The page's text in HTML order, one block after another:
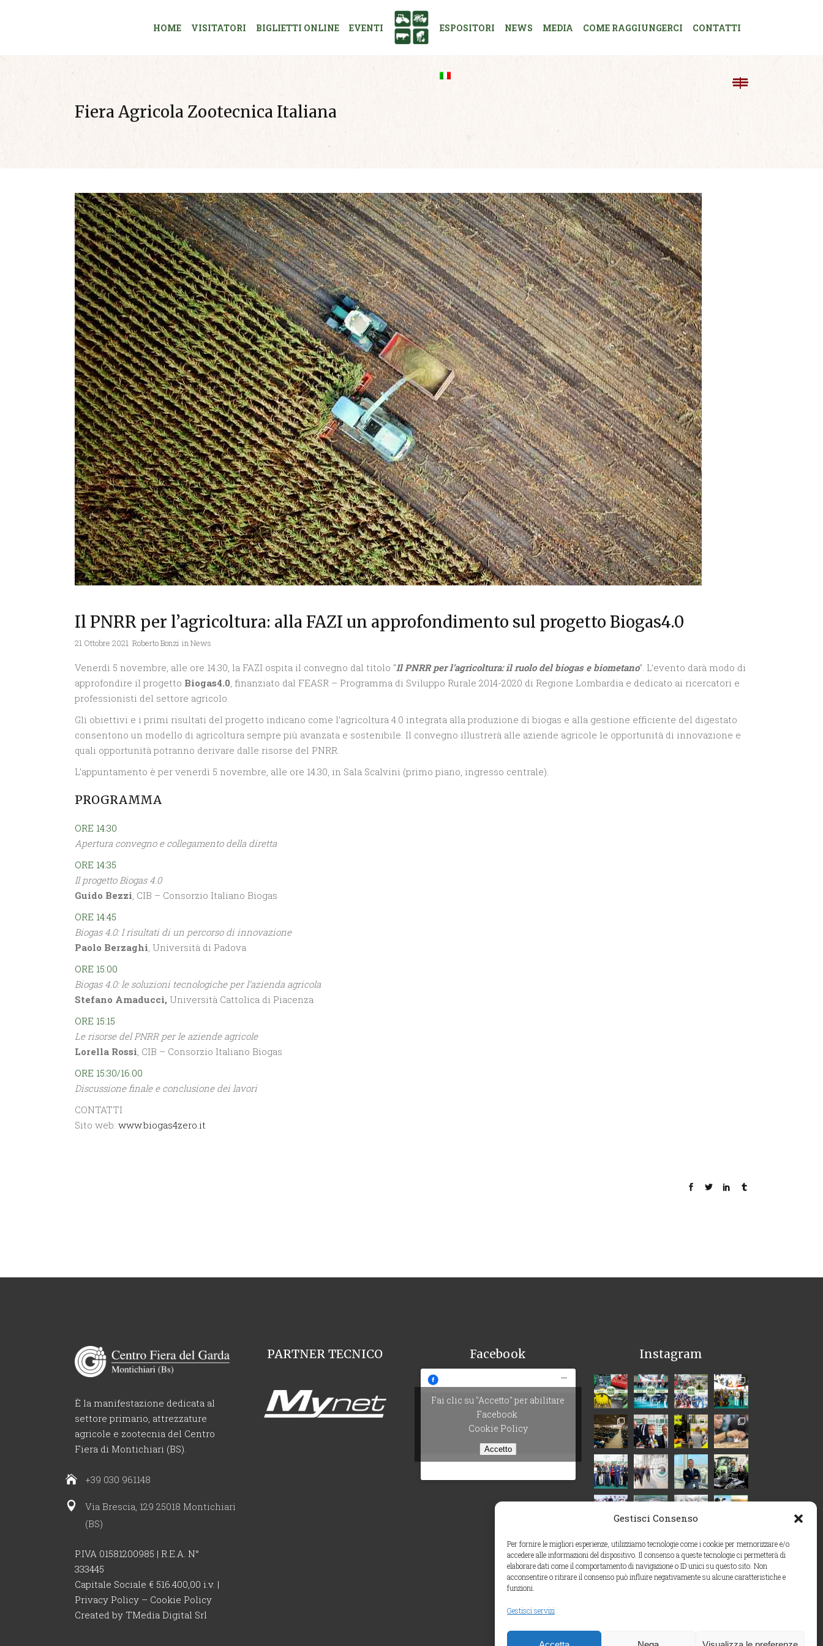
Gestisci Consenso
Per fornire le migliori esperienze, utilizziamo tecnologie come i cookie per memorizzare e/o
accedere alle informazioni del dispositivo. Il consenso a queste tecnologie ci permetterà di
elaborare dati come il comportamento di navigazione o ID unici su questo sito. Non
acconsentire o ritirare il consenso può influire negativamente su alcune caratteristiche e
funzioni.
Gestisci servizi
HOME VISITATORI BIGLIETTI ONLINE EVENTI ESPOSITORI NEWS MEDIA COME RAGGIUNGERCI CONTATTI
Fiera Agricola Zootecnica Italiana
Il PNRR per l’agricoltura: alla FAZI un approfondimento sul progetto Biogas4.0
21 Ottobre 2021 Roberto Bonzi inNews
Venerdì 5 novembre, alle ore 14.30, la FAZI ospita il convegno dal titolo “Il PNRR per l’agricoltura: il ruolo del biogas e biometano“. L’evento darà modo di
approfondire il progetto Biogas4.0, finanziato dal FEASR – Programma di Sviluppo Rurale 2014-2020 di Regione Lombardia e dedicato ai ricercatori e
professionisti del settore agricolo.
Gli obiettivi e i primi risultati del progetto indicano come l’agricoltura 4.0 integrata alla produzione di biogas e alla gestione efficiente del digestato
consentono un modello di agricoltura sempre più avanzata e sostenibile. Il convegno illustrerà alle aziende agricole le opportunità di innovazione e
quali opportunità potranno derivare dalle risorse del PNRR.
L’appuntamento è per venerdì 5 novembre, alle ore 14.30, in Sala Scalvini (primo piano, ingresso centrale).
PROGRAMMA
ORE 14:30
Apertura convegno e collegamento della diretta
ORE 14:35
Il progetto Biogas 4.0
Guido Bezzi, CIB – Consorzio Italiano Biogas
ORE 14:45
Biogas 4.0: I risultati di un percorso di innovazione
Paolo Berzaghi, Università di Padova
ORE 15:00
Biogas 4.0: le soluzioni tecnologiche per l’azienda agricola
Stefano Amaducci, Università Cattolica di Piacenza
ORE 15:15
Le risorse del PNRR per le aziende agricole
Lorella Rossi, CIB – Consorzio Italiano Biogas
ORE 15:30/16.00
Discussione finale e conclusione dei lavori
CONTATTI
Sito web: www.biogas4zero.it
È la manifestazione dedicata al
settore primario, attrezzature
agricole e zootecnia del Centro
Fiera di Montichiari (BS).
+39 030 961148
Via Brescia, 129 25018 Montichiari
(BS)
P.IVA 01581200985 | R.E.A. N°
333445
Capitale Sociale € 516.400,00 i.v. |
Privacy Policy – Cookie Policy
Created by TMedia Digital Srl
PARTNER TECNICO Facebook
Fai clic su "Accetto" per abilitare
Facebook
Cookie Policy
Accetto
Instagram